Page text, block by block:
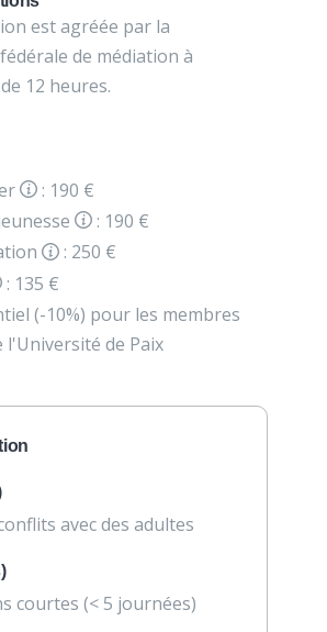
est agréée par la
de médiation à
12 heures.
: 190 €
: 190 €
: 250 €
: 135 €
(-10%) pour les membres
l'Université de Paix
avec des adultes
courtes (< 5 journées)